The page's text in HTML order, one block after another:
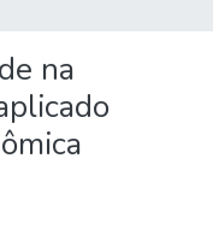
na